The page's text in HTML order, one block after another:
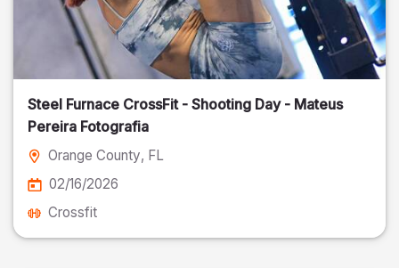
Steel Furnace CrossFit - Shooting Day - Mateus
Pereira Fotografia
Orange County, FL
02/16/2026
Crossfit